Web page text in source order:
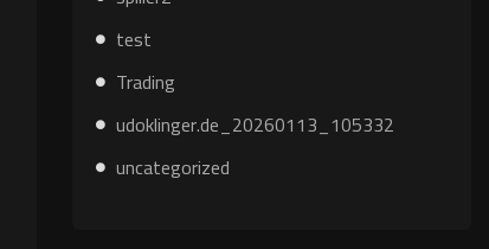
test
Trading
udoklinger.de_20260113_105332
uncategorized